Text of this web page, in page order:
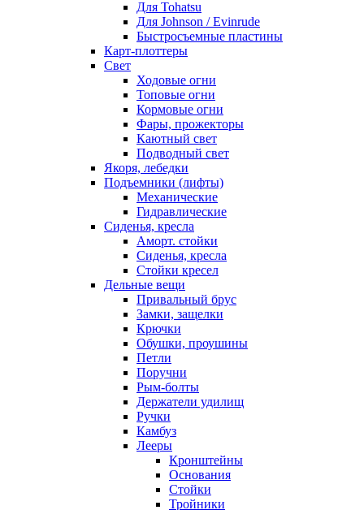
Для Tohatsu
Для Johnson / Evinrude
Быстросъемные пластины
Карт-плоттеры
Свет
Ходовые огни
Топовые огни
Кормовые огни
Фары, прожекторы
Каютный свет
Подводный свет
Якоря, лебедки
Подъемники (лифты)
Механические
Гидравлические
Сиденья, кресла
Аморт. стойки
Сиденья, кресла
Стойки кресел
Дельные вещи
Привальный брус
Замки, защелки
Крючки
Обушки, проушины
Петли
Поручни
Рым-болты
Держатели удилищ
Ручки
Камбуз
Лееры
Кронштейны
Основания
Стойки
Тройники